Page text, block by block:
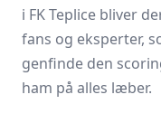
i FK Teplice bliver
fans og eksperter,
genfinde den
ham på alles læber.